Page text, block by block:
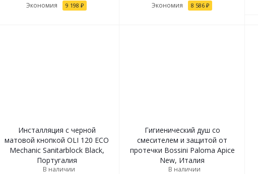
Экономия 9 198 ₽ Экономия 8 586 ₽
Инсталляция с черной
матовой кнопкой OLI 120 ECO
Mechanic Sanitarblock Black,
Португалия
В наличии
Гигиенический душ со
смесителем и защитой от
протечки Bossini Paloma Apice
New, Италия
В наличии